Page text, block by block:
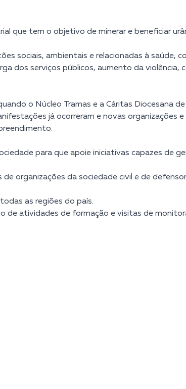
que tem o objetivo de minerar e beneficiar
sociais, ambientais e relacionadas à saúde,
dos serviços públicos, aumento da violência,
o Núcleo Tramas e a Cáritas Diocesana
já ocorreram e novas organizações
para que apoie iniciativas capazes de
organizações da sociedade civil e de
as regiões do país.
de atividades de formação e visitas de